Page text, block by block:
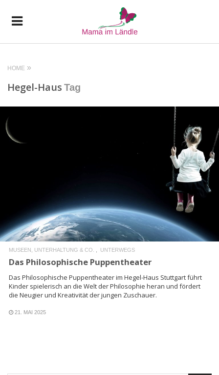
HOME
Hegel-Haus Tag
MUSEEN, UNTERHALTUNG & CO. UNTERWEGS
Das Philosophische Puppentheater
Das Philosophische Puppentheater im Hegel-Haus Stuttgart führt
Kinder spielerisch an die Welt der Philosophie heran und fördert
die Neugier und Kreativität der jungen Zuschauer.
21. MAI 2025